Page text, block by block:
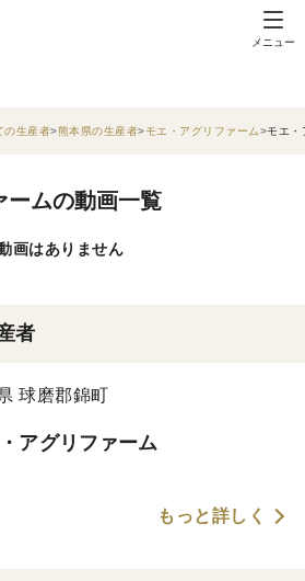
メニュー
の生産者 熊本県の生産者 モエ・アグリファーム モエ・
ームの動画一覧
画はありません
者
球磨郡錦町
アグリファーム
もっと詳しく